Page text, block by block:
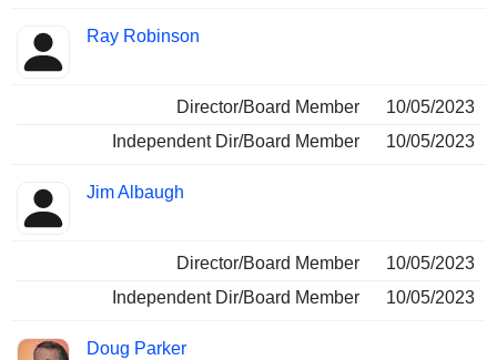
Ray Robinson
Director/Board Member
10/05/2023
Independent Dir/Board Member
10/05/2023
Jim Albaugh
Director/Board Member
10/05/2023
Independent Dir/Board Member
10/05/2023
Doug Parker